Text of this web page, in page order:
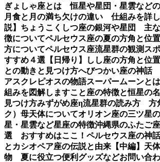
ぎょしゃ座とは 恒星や星団・星雲など
月食と月の満ち欠けの違い 仕組みを詳
説】 ちょうこくしつ座の銀河や星団 主
徴についてペルセウス座の夏の方角と位
方についてペルセウス座流星群の観測ス
すすめ４選【日帰り】
しし座の方角と位
との動きと見つけ方へびつかい座の神話
アスクレピオスの物語スーパームーンと
組みを図解しますこと座の特徴と恒星の
見つけ方みずがめ座η流星群の読み方 方
ク）母天体についてオリオン座の三ツ星
星・星雲など星座の特徴沖縄県のふたご
選 おすすめはここ！ ペルセウス座の神
とカシオペア座の伝説と由来【中編】 天
物 夏に役立つ便利グッズなどお問い合